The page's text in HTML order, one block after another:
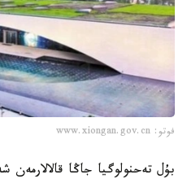
فوتو: www.xiongan.gov.cn
بۇل تەحنولوگيا جاڭا قالالارمەن